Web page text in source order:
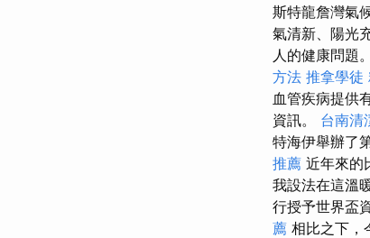
斯特龍詹灣氣
氣清新、陽光
人的健康問題。
方法 推拿學徒
血管疾病提供
資訊。 台南清
特海伊舉辦了
推薦 近年來的
我設法在這溫
行授予世界盃
薦 相比之下，